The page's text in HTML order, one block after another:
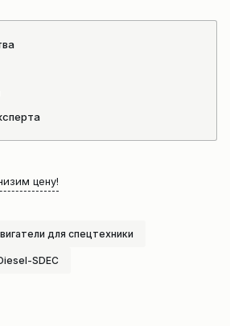
цену!
для спецтехники
SDEC